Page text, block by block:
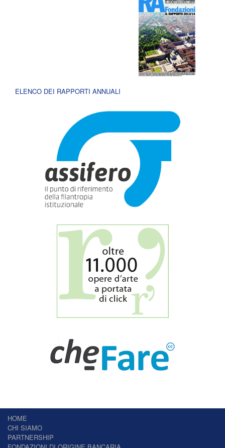
ELENCO DEI RAPPORTI ANNUALI
HOME
CHI SIAMO
PARTNERSHIP